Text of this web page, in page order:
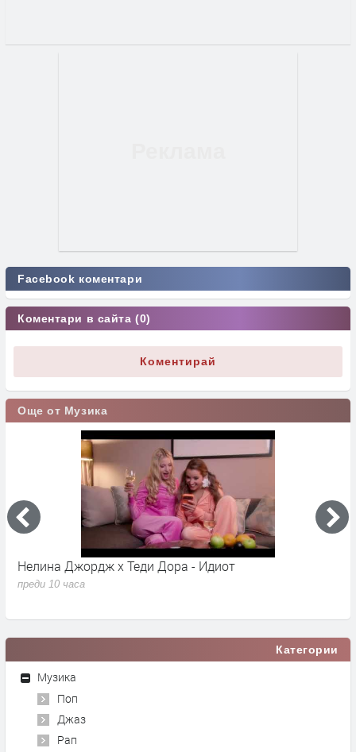
Facebook коментари
Коментари в сайта (0)
Коментирай
Още от Музика
Нелина Джордж x Теди Дора - Идиот
преди 10 часа
Категории
Музика
Поп
Джаз
Рап